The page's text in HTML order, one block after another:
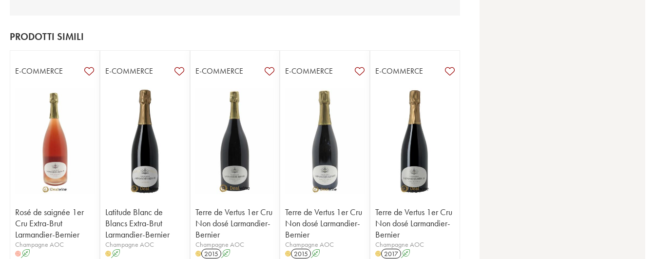
PRODOTTI SIMILI
E-COMMERCE
Rosé de saignée 1er
Cru Extra-Brut
Larmandier-Bernier
Champagne AOC
H A
E-COMMERCE
Latitude Blanc de
Blancs Extra-Brut
Larmandier-Bernier
Champagne AOC
HA
E-COMMERCE
Terre de Vertus 1er Cru
Non dosé Larmandier-
Bernier
Champagne AOC
H 2015 A
E-COMMERCE
Terre de Vertus 1er Cru
Non dosé Larmandier-
Bernier
Champagne AOC
H 2015 A
E-COMMERCE
Terre de Vertus 1er Cru
Non dosé Larmandier-
Bernier
Champagne AOC
H 2017 A